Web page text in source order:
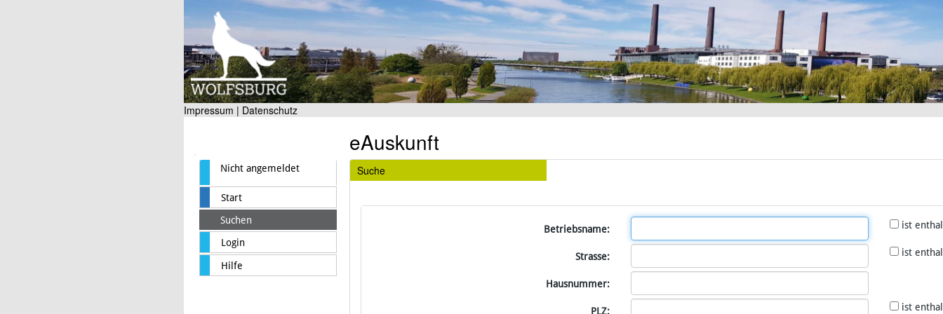
Impressum | Datenschutz
Nicht angemeldet
Start
Suchen
Login
Hilfe
eAuskunft
Suche
Betriebsname: ist
Strasse: ist
Hausnummer:
PLZ: ist